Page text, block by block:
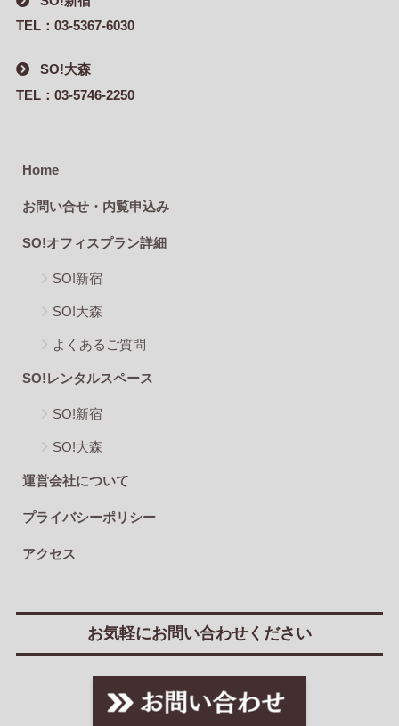
TEL：03-5367-6030
SO!大森
TEL：03-5746-2250
Home
お問い合せ・内覧申込み
SO!オフィスプラン詳細
SO!新宿
SO!大森
よくあるご質問
SO!レンタルスペース
SO!新宿
SO!大森
運営会社について
プライバシーポリシー
アクセス
お気軽にお問い合わせください